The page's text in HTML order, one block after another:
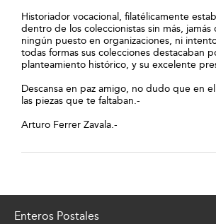
Historiador vocacional, filatélicamente
dentro de los coleccionistas sin más, jamás
ningún puesto en organizaciones, ni
todas formas sus colecciones destacaban
planteamiento histórico, y su excelente
Descansa en paz amigo, no dudo que en
las piezas que te faltaban.-
Arturo Ferrer Zavala.-
Enteros Postales